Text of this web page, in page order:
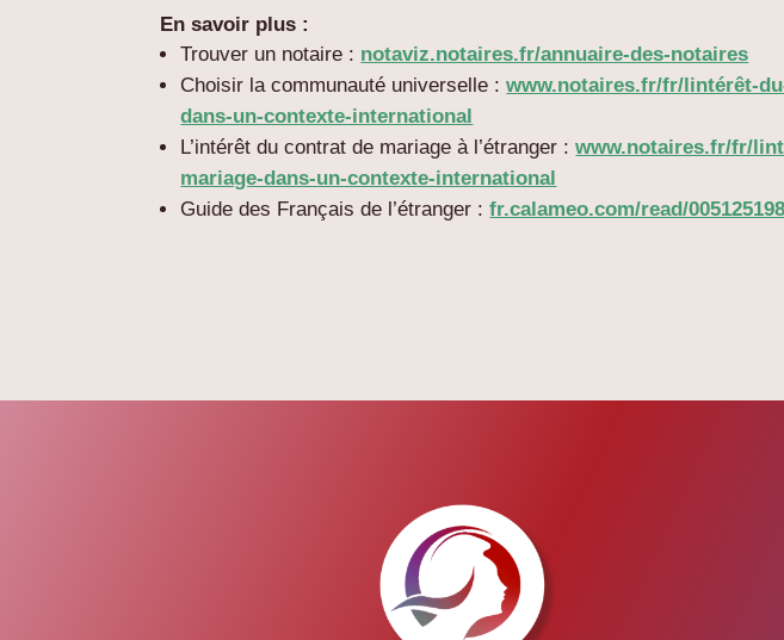
En savoir plus :
Trouver un notaire : notaviz.no­taires.fr/annuaire-des-notaires
Choisir la communauté universelle :www.notaires.fr/fr/lintérêt-
dans-un-contexte-international
L’intérêt du contrat de mariage à l’étranger :www.notaires.fr/fr/
mariage-dans-un-contexte-international
Guide des Français de l’étranger :fr.calameo.com/read/